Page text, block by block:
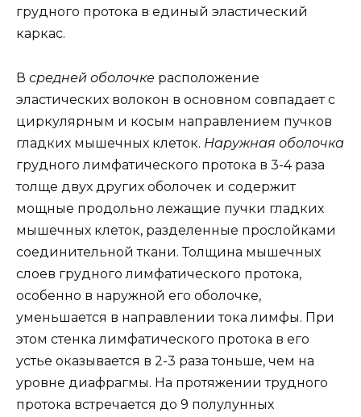
грудного протока в единый эластический
каркас.
В средней оболочке расположение
эластических волокон в основном совпадает с
циркулярным и косым направлением пучков
гладких мышечных клеток. Наружная оболочка
грудного лимфатического протока в 3-4 раза
толще двух других оболочек и содержит
мощные продольно лежащие пучки гладких
мышечных клеток, разделенные прослойками
соединительной ткани. Толщина мышечных
слоев грудного лимфатического протока,
особенно в наружной его оболочке,
уменьшается в направлении тока лимфы. При
этом стенка лимфатического протока в его
устье оказывается в 2-3 раза тоньше, чем на
уровне диафрагмы. На протяжении трудного
протока встречается до 9 полулунных